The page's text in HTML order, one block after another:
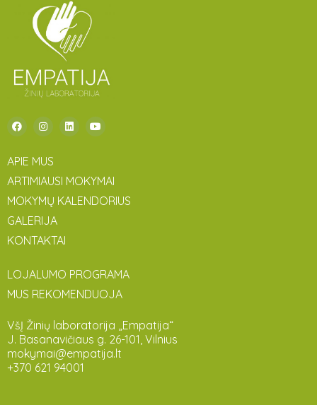
APIE MUS
ARTIMIAUSI MOKYMAI
MOKYMŲ KALENDORIUS
GALERIJA
KONTAKTAI
LOJALUMO PROGRAMA
MUS REKOMENDUOJA
VšĮ Žinių laboratorija „Empatija“
J. Basanavičiaus g. 26-101, Vilnius
mokymai@empatija.lt
+370 621 94001